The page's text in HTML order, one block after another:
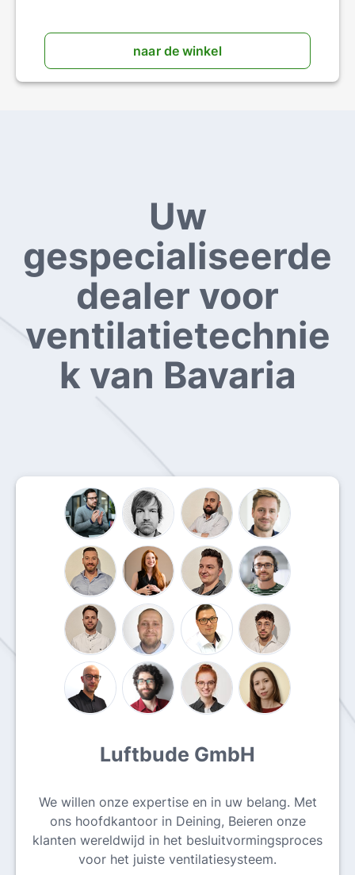
naar de winkel
Uw
gespecialiseerde
dealer voor
ventilatietechnie
k van Bavaria
Luftbude GmbH
We willen onze expertise en in uw belang. Met
ons hoofdkantoor in Deining, Beieren onze
klanten wereldwijd in het besluitvormingsproces
voor het juiste ventilatiesysteem.